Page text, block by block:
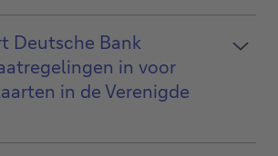
Deutsche Bank
in voor
in de Verenigde